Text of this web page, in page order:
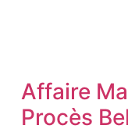
Affaire
Procès